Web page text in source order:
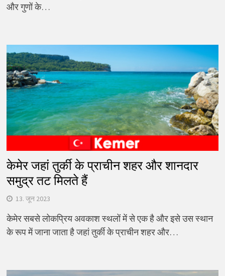
और गुणों के…
केमेर जहां तुर्की के प्राचीन शहर और शानदार
समुद्र तट मिलते हैं
13. जून 2023
केमेर सबसे लोकप्रिय अवकाश स्थलों में से एक है और इसे उस स्थान
के रूप में जाना जाता है जहां तुर्की के प्राचीन शहर और…